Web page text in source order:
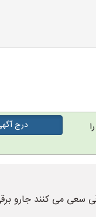
درج
سعی می کنند جارو